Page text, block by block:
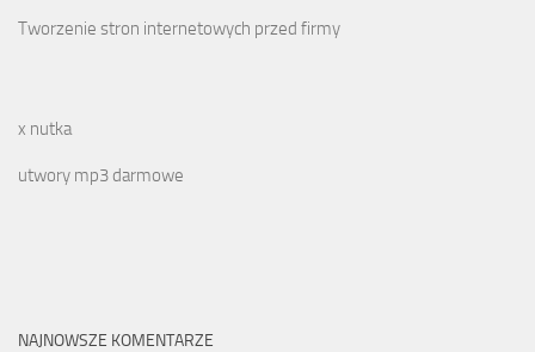
Tworzenie stron internetowych przed firmy
x nutka
utwory mp3 darmowe
NAJNOWSZE KOMENTARZE